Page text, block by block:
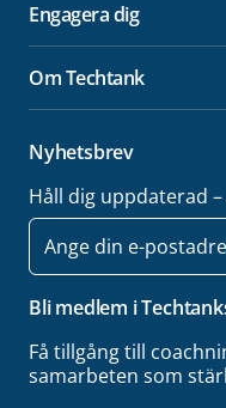
Engagera dig
Om Techtank
Nyhetsbrev
Håll dig uppdaterad
E-
post
Bli medlem i
Få tillgång till
samarbeten som